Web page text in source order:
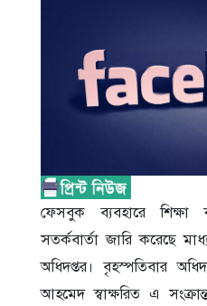
ফেসবুক ব্যবহারে শিক্ষা
সতর্কবার্তা জারি করেছে
অধিদপ্তর। বৃহস্পতিবার
আহমেদ স্বাক্ষরিত এ